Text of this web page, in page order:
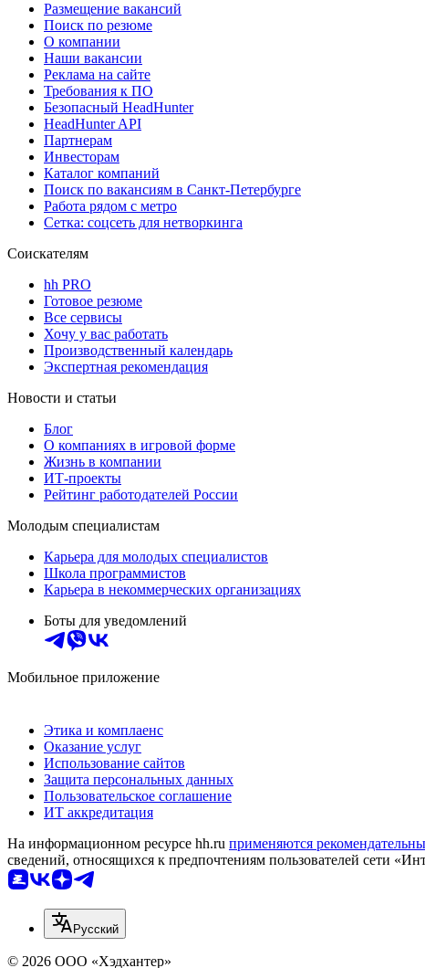
Размещение вакансий
Поиск по резюме
О компании
Наши вакансии
Реклама на сайте
Требования к ПО
Безопасный HeadHunter
HeadHunter API
Партнерам
Инвесторам
Каталог компаний
Поиск по вакансиям в Санкт-Петербурге
Работа рядом с метро
Сетка: соцсеть для нетворкинга
Соискателям
hh PRO
Готовое резюме
Все сервисы
Хочу у вас работать
Производственный календарь
Экспертная рекомендация
Новости и статьи
Блог
О компаниях в игровой форме
Жизнь в компании
ИТ-проекты
Рейтинг работодателей России
Молодым специалистам
Карьера для молодых специалистов
Школа программистов
Карьера в некоммерческих организациях
Боты для уведомлений
Мобильное приложение
Этика и комплаенс
Оказание услуг
Использование сайтов
Защита персональных данных
Пользовательское соглашение
ИТ аккредитация
На информационном ресурсе hh.ru применяются
сведений, относящихся к предпочтениям пользователей сети
Русский
© 2026 ООО «Хэдхантер»